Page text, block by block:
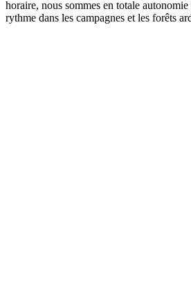
horaire, nous sommes en totale
rythme dans les campagnes et les forêts